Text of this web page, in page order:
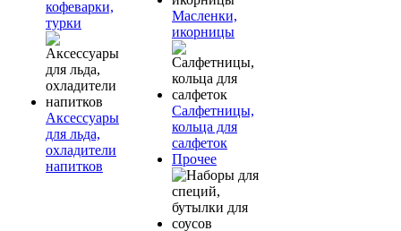
кофеварки,
турки
Аксессуары
для льда,
охладители
напитков
Масленки,
икорницы
Салфетницы,
кольца для
салфеток
Прочее